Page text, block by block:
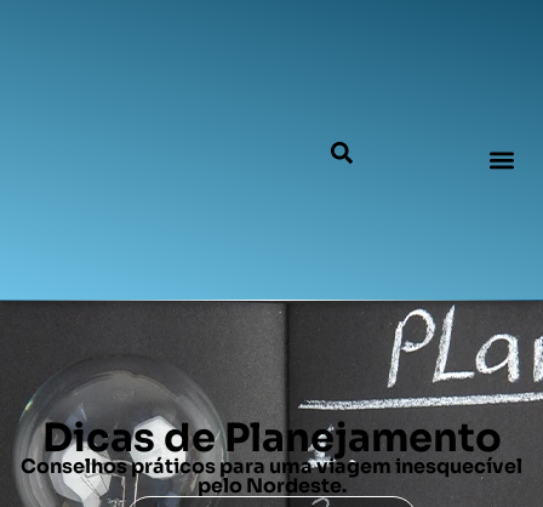
Dicas de Planejamento
Conselhos práticos para uma viagem inesquecível
pelo Nordeste.